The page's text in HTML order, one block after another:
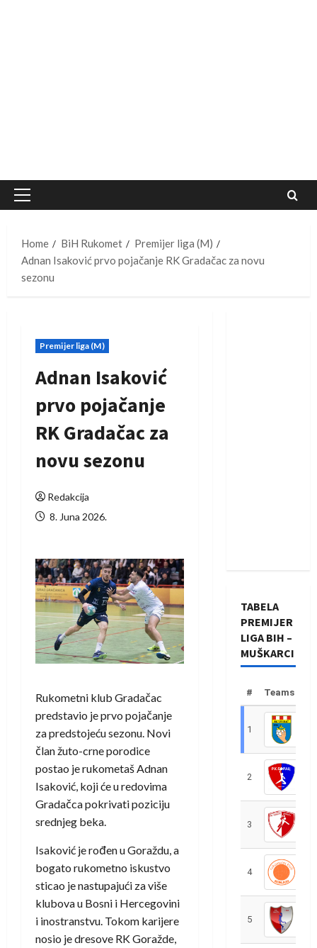
Primary
Home
BiH Rukomet
Premijer liga (M)
Adnan Isaković prvo pojačanje RK Gradačac za novu
sezonu
Premijer liga (M)
Adnan Isaković
prvo pojačanje
RK Gradačac za
novu sezonu
Redakcija
8. Juna 2026.
Rukometni klub Gradačac
predstavio je prvo pojačanje
za predstojeću sezonu. Novi
član žuto-crne porodice
postao je rukometašAdnan
Isaković, koji će u redovima
Gradačca pokrivati poziciju
srednjeg beka.
Isaković je rođen u Goraždu, a
bogato rukometno iskustvo
sticao je nastupajući za više
klubova u Bosni i Hercegovini
i inostranstvu. Tokom karijere
nosio je dresove RK Goražde,
TABELA
PREMIJER
LIGA BIH –
MUŠKARCI
# Teams
1
2
3
4
5